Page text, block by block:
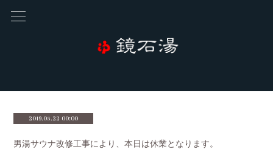
2019.05.22 00:00
男湯サウナ改修工事により、本日は休業となります。